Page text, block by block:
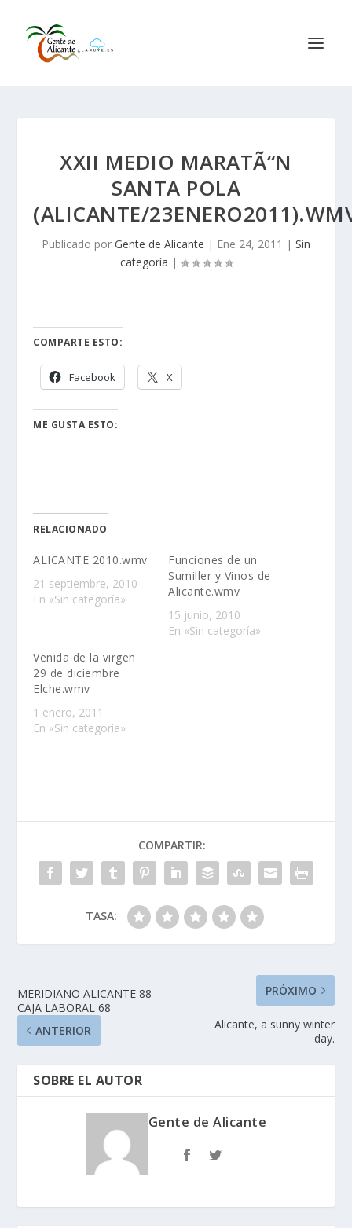
XXII MEDIO MARATÃ“N
SANTA POLA
(ALICANTE/
Publicado por Gente de Alicante | Ene 24, 2011 | Sin
categoría |
COMPARTE ESTO:
Facebook X
ME GUSTA ESTO:
RELACIONADO
ALICANTE 2010.wmv
21 septiembre, 2010
En «Sin categoría»
Funciones de un
Sumiller y Vinos de
Alicante.wmv
15 junio, 2010
En «Sin categoría»
Venida de la virgen
29 de diciembre
Elche.wmv
1 enero, 2011
En «Sin categoría»
COMPARTIR:
TASA:
MERIDIANO ALICANTE 88
CAJA LABORAL 68
ANTERIOR
PRÓXIMO
Alicante, a sunny winter
day.
SOBRE EL AUTOR
Gente de Alicante